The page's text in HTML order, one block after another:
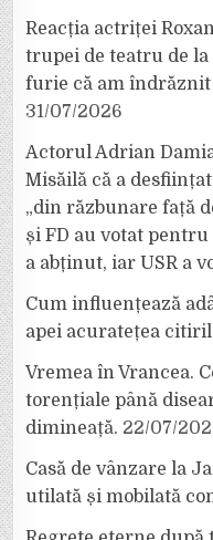
Reacția actriței
trupei de teatru de la
furie că am îndrăznit
31/07/2026
Actorul Adrian
Misăilă că a
„din răzbunare față
și FD au votat
a abținut, iar USR a
Cum influențează
apei acuratețea
Vremea în Vrancea.
torențiale până
dimineață. 22/07/
Casă de vânzare la
utilată și mobilată